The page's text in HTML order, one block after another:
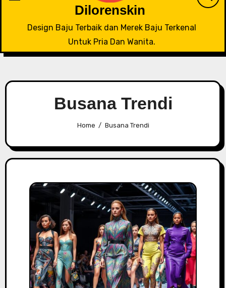
Dilorenskin
Design Baju Terbaik dan Merek Baju Terkenal
Untuk Pria Dan Wanita.
Busana Trendi
Home Busana Trendi